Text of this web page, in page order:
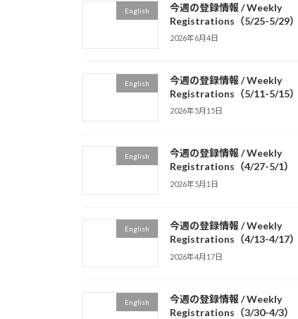
English
今週の登録情報 / Weekly
Registrations（5/25-5/29）
2026年6月4日
English
今週の登録情報 / Weekly
Registrations（5/11-5/15）
2026年5月15日
English
今週の登録情報 / Weekly
Registrations（4/27-5/1）
2026年5月1日
English
今週の登録情報 / Weekly
Registrations（4/13-4/17）
2026年4月17日
English
今週の登録情報 / Weekly
Registrations（3/30-4/3）